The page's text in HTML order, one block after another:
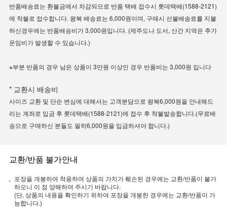
반품배송료는 환불금에서 차감되므로 반품 택배 접수시 롯데택배(1588-2121)
에 착불로 접수합니다. 왕복 배송료는 6,000원이며, 구매시 선불배송료를 지불
하신경우에는 반품배송비가 3,000원입니다. (제주도나 도서, 산간 지역은 추가
운임비가 발생할 수 있습니다.)
※부분 반품의 경우 남은 상품이 3만원 이상인 경우 반품비는 3,000원 입니다
* 교환시 배송비
사이즈 교환 및 단순 변심에 대해서는 고객분담으로 왕복6,000원을 안내해드
리는 계좌로 입금 후 롯데택배(1588-2121)에 접수 후 착불발송합니다.(무료배
송으로 구매하신 분들도 필히6,000원을 입금하셔야 합니다.)
교환/반품 불가안내
포장을 개봉하여 착용하여 상품의 가치가 훼손된 경우에는 교환/반품이 불가
하오니 이 점 양해하여 주시기 바랍니다.
(단, 상품의 내용을 확인하기 위하여 포장을 개봉한 경우에는 교환/반품이 가
능합니다.)